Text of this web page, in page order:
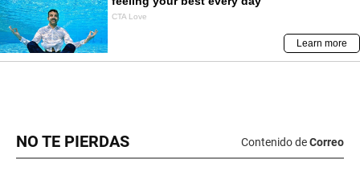
NO TE PIERDAS Contenido deCorreo